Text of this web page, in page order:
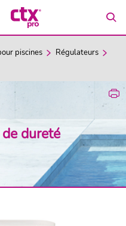
piscines
Régulateurs
dureté